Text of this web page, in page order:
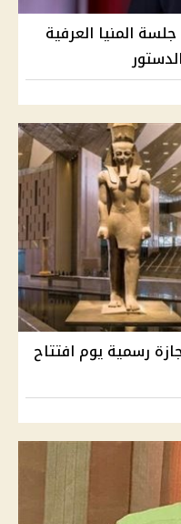
المنيا العرفية
رسمية يوم افتتاح